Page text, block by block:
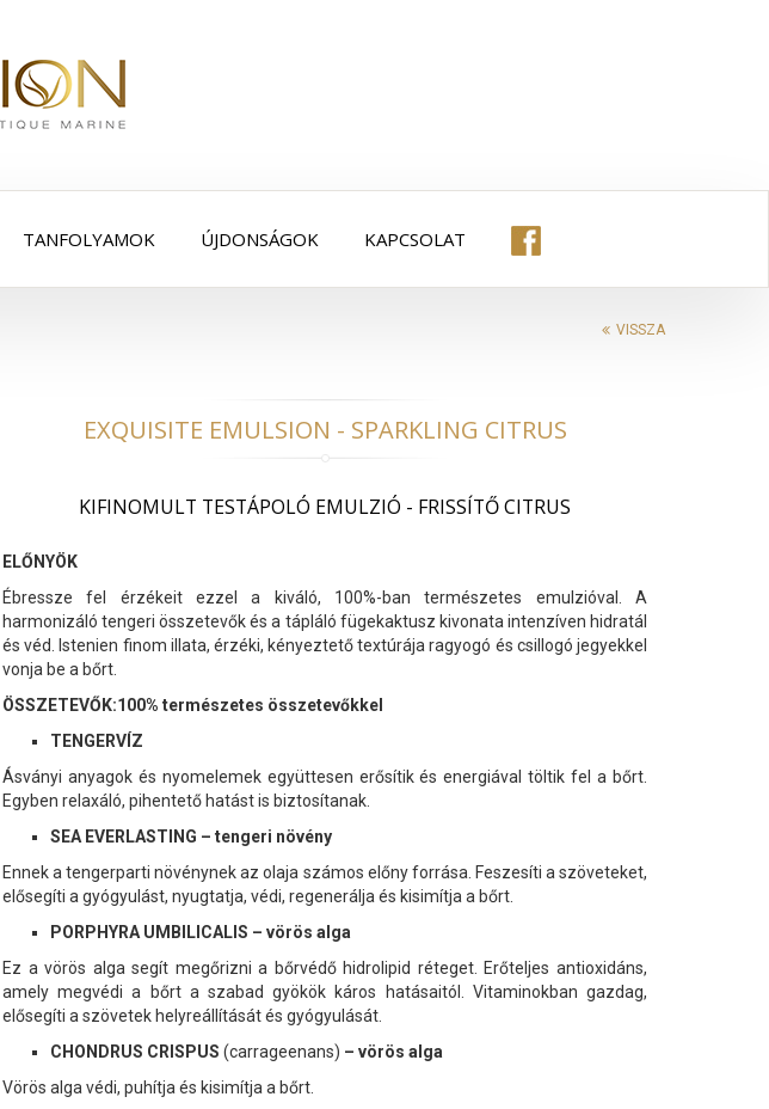
TANFOLYAMOK ÚJDONSÁGOK KAPCSOLAT
VISSZA
EXQUISITE EMULSION - SPARKLING CITRUS
KIFINOMULT TESTÁPOLÓ EMULZIÓ - FRISSÍTŐ CITRUS
ELŐNYÖK
Ébressze fel érzékeit ezzel a kiváló, 100%-ban természetes emulzióval. A
harmonizáló tengeri összetevők és a tápláló fügekaktusz kivonata intenzíven hidratál
és véd. Istenien finom illata, érzéki, kényeztető textúrája ragyogó és csillogó jegyekkel
vonja be a bőrt.
ÖSSZETEVŐK:100% természetes összetevőkkel
TENGERVÍZ
Ásványi anyagok és nyomelemek együttesen erősítik és energiával töltik fel a bőrt.
Egyben relaxáló, pihentető hatást is biztosítanak.
SEA EVERLASTING – tengeri növény
Ennek a tengerparti növénynek az olaja számos előny forrása. Feszesíti a szöveteket,
elősegíti a gyógyulást, nyugtatja, védi, regenerálja és kisimítja a bőrt.
PORPHYRA UMBILICALIS – vörös alga
Ez a vörös alga segít megőrizni a bőrvédő hidrolipid réteget. Erőteljes antioxidáns,
amely megvédi a bőrt a szabad gyökök káros hatásaitól. Vitaminokban gazdag,
elősegíti a szövetek helyreállítását és gyógyulását.
CHONDRUS CRISPUS (carrageenans) – vörös alga
Vörös alga védi, puhítja és kisimítja a bőrt.